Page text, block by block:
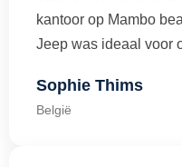
kantoor op Mambo
Jeep was ideaal voor
Sophie Thims
België